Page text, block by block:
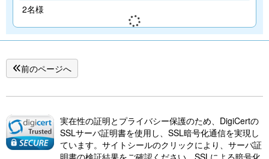
2名様
前のページへ
実在性の証明とプライバシー保護のため、DigiCertの
SSLサーバ証明書を使用し、SSL暗号化通信を実現し
ています。サイトシールのクリックにより、サーバ証